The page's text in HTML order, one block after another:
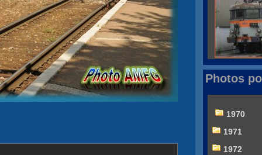
Photos
1970
1971
1972